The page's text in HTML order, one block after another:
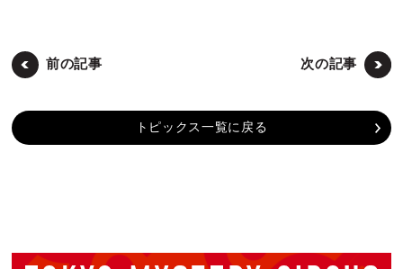
前の記事 次の記事
トピックス一覧に戻る